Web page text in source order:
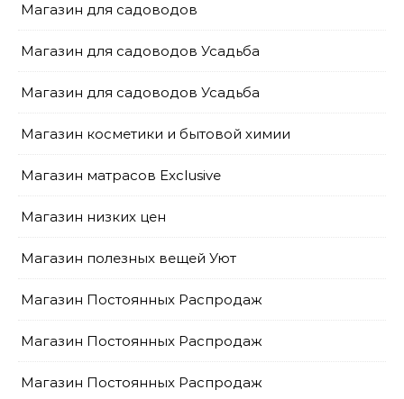
Магазин для садоводов
Магазин для садоводов Усадьба
Магазин для садоводов Усадьба
Магазин косметики и бытовой химии
Магазин матрасов Exclusive
Магазин низких цен
Магазин полезных вещей Уют
Магазин Постоянных Распродаж
Магазин Постоянных Распродаж
Магазин Постоянных Распродаж